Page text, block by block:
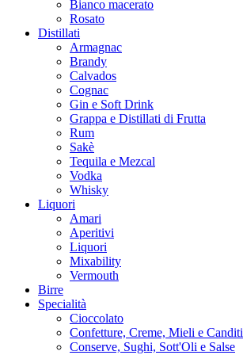
Bianco macerato
Rosato
Distillati
Armagnac
Brandy
Calvados
Cognac
Gin e Soft Drink
Grappa e Distillati di Frutta
Rum
Sakè
Tequila e Mezcal
Vodka
Whisky
Liquori
Amari
Aperitivi
Liquori
Mixability
Vermouth
Birre
Specialità
Cioccolato
Confetture, Creme, Mieli e Canditi
Conserve, Sughi, Sott'Oli e Salse